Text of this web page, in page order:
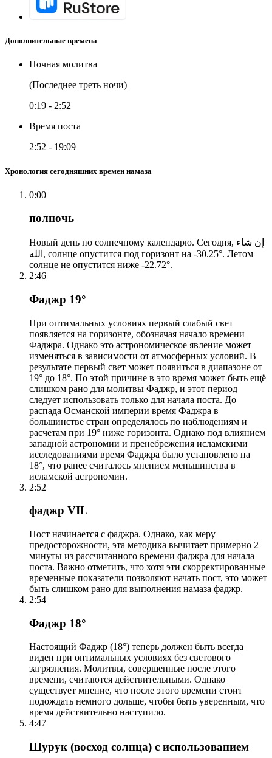
Дополнительные времена
Ночная молитва
(Последнее треть ночи)
0:19 - 2:52
Время поста
2:52 - 19:09
Хронология сегодняшних времен намаза
0:00
полночь
Новый день по солнечному календарю. Сегодня, إن شاء
الله, солнце опустится под горизонт на -30.25°. Летом
солнце не опустится ниже -22.72°.
2:46
Фаджр 19°
При оптимальных условиях первый слабый свет
появляется на горизонте, обозначая начало времени
Фаджра. Однако это астрономическое явление может
изменяться в зависимости от атмосферных условий. В
результате первый свет может появиться в диапазоне от
19° до 18°. По этой причине в это время может быть ещё
слишком рано для молитвы Фаджр, и этот период
следует использовать только для начала поста. До
распада Османской империи время Фаджра в
большинстве стран определялось по наблюдениям и
расчетам при 19° ниже горизонта. Однако под влиянием
западной астрономии и пренебрежения исламскими
исследованиями время Фаджра было установлено на
18°, что ранее считалось мнением меньшинства в
исламской астрономии.
2:52
фаджр VIL
Пост начинается с фаджра. Однако, как меру
предосторожности, эта методика вычитает примерно 2
минуты из рассчитанного времени фаджра для начала
поста. Важно отметить, что хотя эти скорректированные
временные показатели позволяют начать пост, это может
быть слишком рано для выполнения намаза фаджр.
2:54
Фаджр 18°
Настоящий Фаджр (18°) теперь должен быть всегда
виден при оптимальных условиях без светового
загрязнения. Молитвы, совершенные после этого
времени, считаются действительными. Однако
существует мнение, что после этого времени стоит
подождать немного дольше, чтобы быть уверенным, что
время действительно наступило.
4:47
Шурук (восход солнца) с использованием